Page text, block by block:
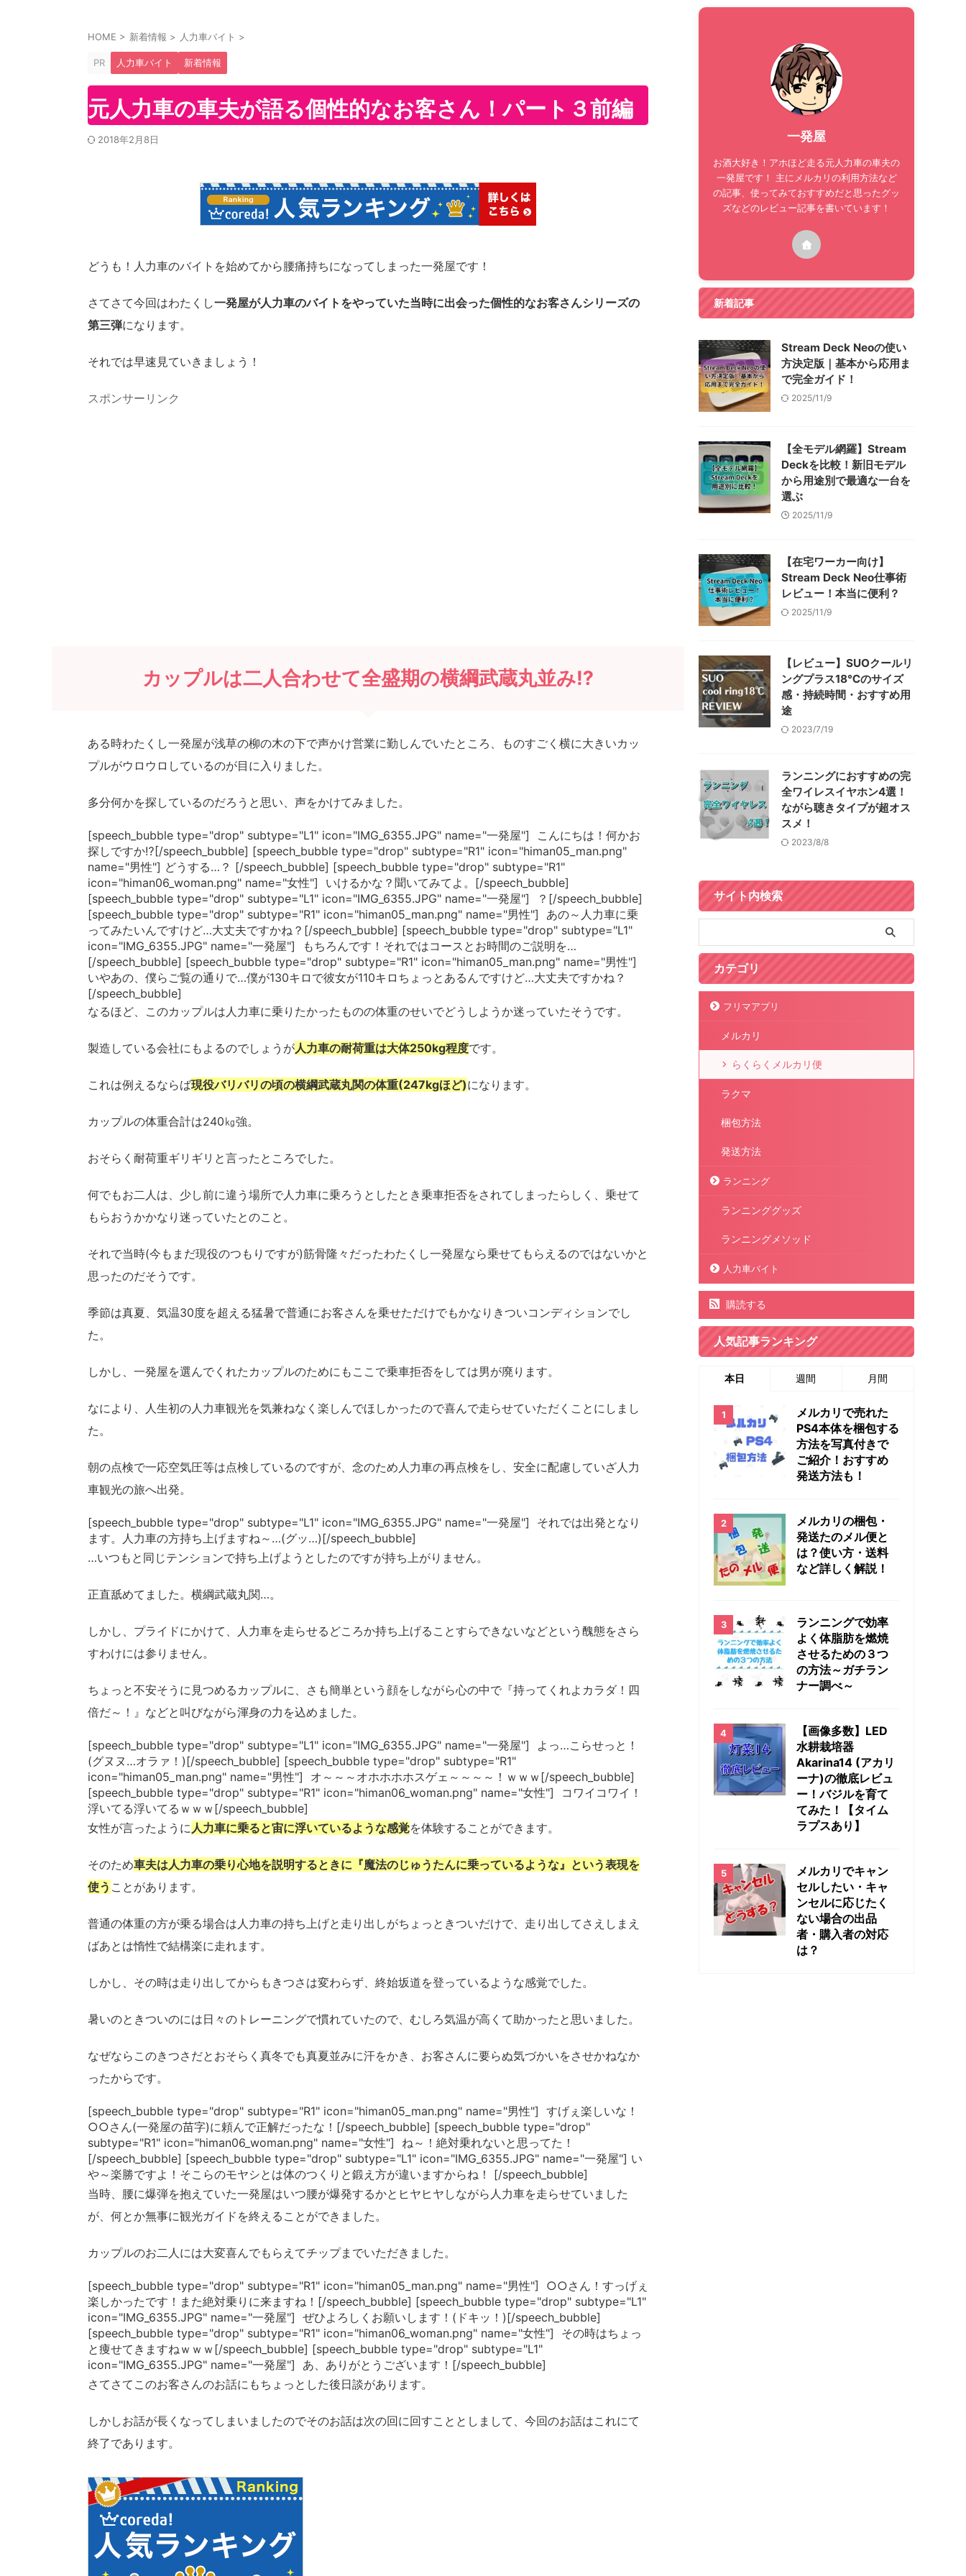
HOME > 新着情報 > 人力車バイト >
PR 人力車バイト 新着情報
元人力車の車夫が語る個性的なお客さん！パート３前編
2018年2月8日
どうも！人力車のバイトを始めてから腰痛持ちになってしまった一発屋です！
さてさて今回はわたくし一発屋が人力車のバイトをやっていた当時に出会った個性的なお客さんシリーズの
第三弾になります。
それでは早速見ていきましょう！
スポンサーリンク
カップルは二人合わせて全盛期の横綱武蔵丸並み⁉
ある時わたくし一発屋が浅草の柳の木の下で声かけ営業に勤しんでいたところ、ものすごく横に大きいカッ
プルがウロウロしているのが目に入りました。
多分何かを探しているのだろうと思い、声をかけてみました。
[speech_bubble type="drop" subtype="L1" icon="IMG_6355.JPG" name="一発屋"] こんにちは！何かお
探しですか⁉[/speech_bubble] [speech_bubble type="drop" subtype="R1" icon="himan05_man.png"
name="男性"] どうする…？ [/speech_bubble] [speech_bubble type="drop" subtype="R1"
icon="himan06_woman.png" name="女性"] いけるかな？聞いてみてよ。[/speech_bubble]
[speech_bubble type="drop" subtype="L1" icon="IMG_6355.JPG" name="一発屋"] ？[/speech_bubble]
[speech_bubble type="drop" subtype="R1" icon="himan05_man.png" name="男性"] あの～人力車に乗
ってみたいんですけど…大丈夫ですかね？[/speech_bubble] [speech_bubble type="drop" subtype="L1"
icon="IMG_6355.JPG" name="一発屋"] もちろんです！それではコースとお時間のご説明を…
[/speech_bubble] [speech_bubble type="drop" subtype="R1" icon="himan05_man.png" name="男性"]
いやあの、僕らご覧の通りで…僕が130キロで彼女が110キロちょっとあるんですけど…大丈夫ですかね？
[/speech_bubble]
なるほど、このカップルは人力車に乗りたかったものの体重のせいでどうしようか迷っていたそうです。
製造している会社にもよるのでしょうが人力車の耐荷重は大体250kg程度です。
これは例えるならば現役バリバリの頃の横綱武蔵丸関の体重(247kgほど)になります。
カップルの体重合計は240㎏強。
おそらく耐荷重ギリギリと言ったところでした。
何でもお二人は、少し前に違う場所で人力車に乗ろうとしたとき乗車拒否をされてしまったらしく、乗せて
もらおうかかなり迷っていたとのこと。
それで当時(今もまだ現役のつもりですが)筋骨隆々だったわたくし一発屋なら乗せてもらえるのではないかと
思ったのだそうです。
季節は真夏、気温30度を超える猛暑で普通にお客さんを乗せただけでもかなりきついコンディションでし
た。
しかし、一発屋を選んでくれたカップルのためにもここで乗車拒否をしては男が廃ります。
なにより、人生初の人力車観光を気兼ねなく楽しんでほしかったので喜んで走らせていただくことにしまし
た。
朝の点検で一応空気圧等は点検しているのですが、念のため人力車の再点検をし、安全に配慮していざ人力
車観光の旅へ出発。
[speech_bubble type="drop" subtype="L1" icon="IMG_6355.JPG" name="一発屋"] それでは出発となり
ます。人力車の方持ち上げますね～…(グッ…)[/speech_bubble]
…いつもと同じテンションで持ち上げようとしたのですが持ち上がりません。
正直舐めてました。横綱武蔵丸関…。
しかし、プライドにかけて、人力車を走らせるどころか持ち上げることすらできないなどという醜態をさら
すわけには参りません。
ちょっと不安そうに見つめるカップルに、さも簡単という顔をしながら心の中で『持ってくれよカラダ！四
倍だ～！』などと叫びながら渾身の力を込めました。
[speech_bubble type="drop" subtype="L1" icon="IMG_6355.JPG" name="一発屋"] よっ…こらせっと！
(グヌヌ…オラァ！)[/speech_bubble] [speech_bubble type="drop" subtype="R1"
icon="himan05_man.png" name="男性"] オ～～～オホホホホスゲェ～～～～！ｗｗｗ[/speech_bubble]
[speech_bubble type="drop" subtype="R1" icon="himan06_woman.png" name="女性"] コワイコワイ！
浮いてる浮いてるｗｗｗ[/speech_bubble]
女性が言ったように人力車に乗ると宙に浮いているような感覚を体験することができます。
そのため車夫は人力車の乗り心地を説明するときに『魔法のじゅうたんに乗っているような』という表現を
使う ことがあります。
普通の体重の方が乗る場合は人力車の持ち上げと走り出しがちょっときついだけで、走り出してさえしまえ
ばあとは惰性で結構楽に走れます。
しかし、その時は走り出してからもきつさは変わらず、終始坂道を登っているような感覚でした。
暑いのときついのには日々のトレーニングで慣れていたので、むしろ気温が高くて助かったと思いました。
なぜならこのきつさだとおそらく真冬でも真夏並みに汗をかき、お客さんに要らぬ気づかいをさせかねなか
ったからです。
[speech_bubble type="drop" subtype="R1" icon="himan05_man.png" name="男性"] すげぇ楽しいな！
○○さん(一発屋の苗字)に頼んで正解だったな！[/speech_bubble] [speech_bubble type="drop"
subtype="R1" icon="himan06_woman.png" name="女性"] ね～！絶対乗れないと思ってた！
[/speech_bubble] [speech_bubble type="drop" subtype="L1" icon="IMG_6355.JPG" name="一発屋"] い
や～楽勝ですよ！そこらのモヤシとは体のつくりと鍛え方が違いますからね！ [/speech_bubble]
当時、腰に爆弾を抱えていた一発屋はいつ腰が爆発するかとヒヤヒヤしながら人力車を走らせていました
が、何とか無事に観光ガイドを終えることができました。
カップルのお二人には大変喜んでもらえてチップまでいただきました。
[speech_bubble type="drop" subtype="R1" icon="himan05_man.png" name="男性"] ○○さん！すっげぇ
楽しかったです！また絶対乗りに来ますね！[/speech_bubble] [speech_bubble type="drop" subtype="L1"
icon="IMG_6355.JPG" name="一発屋"] ぜひよろしくお願いします！(ドキッ！)[/speech_bubble]
[speech_bubble type="drop" subtype="R1" icon="himan06_woman.png" name="女性"] その時はちょっ
と痩せてきますねｗｗｗ[/speech_bubble] [speech_bubble type="drop" subtype="L1"
icon="IMG_6355.JPG" name="一発屋"] あ、ありがとうございます！[/speech_bubble]
さてさてこのお客さんのお話にもちょっとした後日談があります。
しかしお話が長くなってしまいましたのでそのお話は次の回に回すこととしまして、今回のお話はこれにて
終了であります。
一発屋
お酒大好き！アホほど走る元人力車の車夫の
一発屋です！ 主にメルカリの利用方法など
の記事、使ってみておすすめだと思ったグッ
ズなどのレビュー記事を書いています！
新着記事
Stream Deck Neoの使い
方決定版｜基本から応用ま
で完全ガイド！
2025/11/9
【全モデル網羅】Stream
Deckを比較！新旧モデル
から用途別で最適な一台を
選ぶ
2025/11/9
【在宅ワーカー向け】
Stream Deck Neo仕事術
レビュー！本当に便利？
2025/11/9
【レビュー】SUOクールリ
ングプラス18℃のサイズ
感・持続時間・おすすめ用
途
2023/7/19
ランニングにおすすめの完
全ワイレスイヤホン4選！
ながら聴きタイプが超オス
スメ！
2023/8/8
サイト内検索
カテゴリ
フリマアプリ
メルカリ
らくらくメルカリ便
ラクマ
梱包方法
発送方法
ランニング
ランニンググッズ
ランニングメソッド
人力車バイト
購読する
人気記事ランキング
本日 週間 月間
メルカリで売れた
PS4本体を梱包する
方法を写真付きで
ご紹介！おすすめ
発送方法も！
メルカリの梱包・
発送たのメル便と
は？使い方・送料
など詳しく解説！
ランニングで効率
よく体脂肪を燃焼
させるための３つ
の方法～ガチラン
ナー調べ～
【画像多数】LED
水耕栽培器
Akarina14 (アカリ
ーナ)の徹底レビュ
ー！バジルを育て
てみた！【タイム
ラプスあり】
メルカリでキャン
セルしたい・キャ
ンセルに応じたく
ない場合の出品
者・購入者の対応
は？